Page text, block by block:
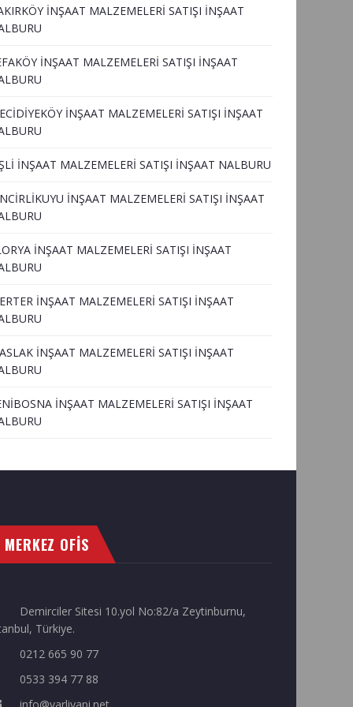
İNŞAAT MALZEMELERİ SATIŞI İNŞAAT
İNŞAAT MALZEMELERİ SATIŞI İNŞAAT
İNŞAAT MALZEMELERİ SATIŞI İNŞAAT
İNŞAAT MALZEMELERİ SATIŞI İNŞAAT NALBURU
İNŞAAT MALZEMELERİ SATIŞI İNŞAAT
İNŞAAT MALZEMELERİ SATIŞI İNŞAAT
İNŞAAT MALZEMELERİ SATIŞI İNŞAAT
İNŞAAT MALZEMELERİ SATIŞI İNŞAAT
İNŞAAT MALZEMELERİ SATIŞI İNŞAAT
MERKEZ OFİS
Demirciler Sitesi 10.yol No:82/a Zeytinburnu,
Türkiye.
0212 665 90 77
0533 394 77 88